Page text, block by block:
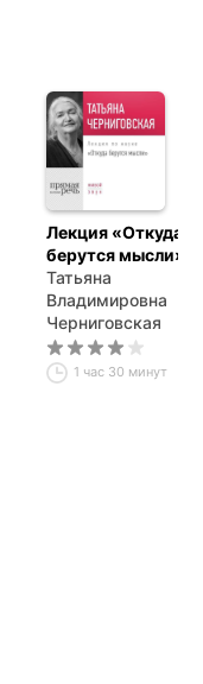
Лекция «Откуда
берутся мысли»
Татьяна
Владимировна
Черниговская
1 час 30 минут